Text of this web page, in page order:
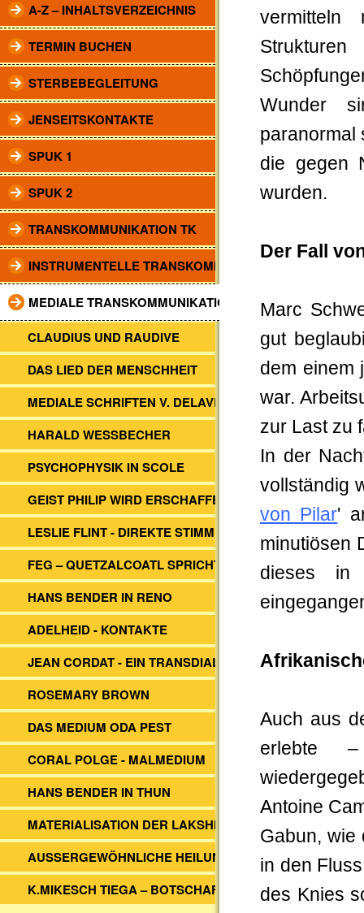
A-Z – INHALTSVERZEICHNIS
TERMIN BUCHEN
STERBEBEGLEITUNG
JENSEITSKONTAKTE
SPUK 1
SPUK 2
TRANSKOMMUNIKATION TK
INSTRUMENTELLE TRANSKOMM.
MEDIALE TRANSKOMMUNIKATION
CLAUDIUS UND RAUDIVE
DAS LIED DER MENSCHHEIT
MEDIALE SCHRIFTEN V. DELAVRE
HARALD WESSBECHER
PSYCHOPHYSIK IN SCOLE
GEIST PHILIP WIRD ERSCHAFFEN
LESLIE FLINT - DIREKTE STIMMEN
FEG – QUETZALCOATL SPRICHT
HANS BENDER IN RENO
ADELHEID - KONTAKTE
JEAN CORDAT - EIN TRANSDIALOG
ROSEMARY BROWN
DAS MEDIUM ODA PEST
CORAL POLGE - MALMEDIUM
HANS BENDER IN THUN
MATERIALISATION DER LAKSHMI
AUSSERGEWÖHNLICHE HEILUNG
K.MIKESCH TIEGA – BOTSCHAFTEN
vermitteln
Wunder
paranormal
die gegen
wurden.
Der Fall
Marc
gut
dem einem
war.
zur Last zu
In der
vollständig
von Pilar'
minutiösen
dieses
Auch aus
erlebte
Antoine
Gabun, wie
in den
des Knies